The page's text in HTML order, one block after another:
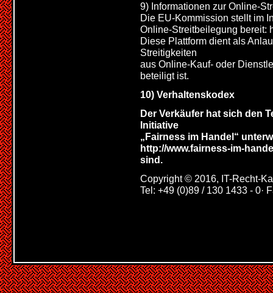
9) Informationen zur Online-
Die EU-Kommission stellt im
Online-Streitbeilegung bereit:
Diese Plattform dient als
Streitigkeiten
aus Online-Kauf- oder
beteiligt ist.
10) Verhaltenskodex
Der Verkäufer hat sich den
Initiative
„Fairness im Handel“
http://www.fairness-im-
sind.
Copyright © 2016, IT-Recht-
Tel: +49 (0)89 / 130 1433 - 0·